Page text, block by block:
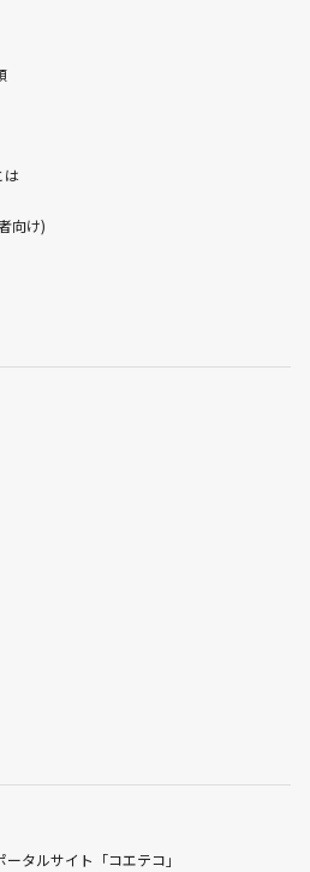
は
向け)
タルサイト「コエテコ」